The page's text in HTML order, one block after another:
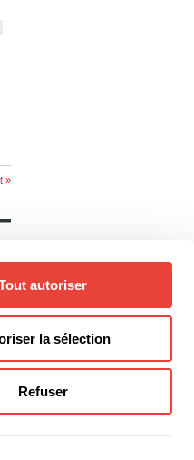
autoriser
la sélection
Refuser
»